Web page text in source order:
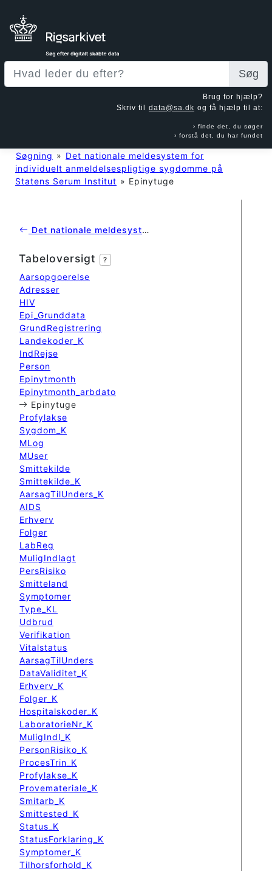
Søg
Brug for hjælp?
Skriv til data@sa.dk og få hjælp til at:
finde det, du søger
forstå det, du har fundet
Søgning » Det nationale meldesystem for
individuelt anmeldelsespligtige sygdomme på
Statens Serum Institut » Epinytuge
Det nationale meldesystem for individuelt anmeldelsespligtige sygdomme på Statens Serum Institut
Tabeloversigt ?
Aarsopgoerelse
Adresser
HIV
Epi_Grunddata
GrundRegistrering
Landekoder_K
IndRejse
Person
Epinytmonth
Epinytmonth_arbdato
Epinytuge
Profylakse
Sygdom_K
MLog
MUser
Smittekilde
Smittekilde_K
AarsagTilUnders_K
AIDS
Erhverv
Folger
LabReg
MuligIndlagt
PersRisiko
Smitteland
Symptomer
Type_KL
Udbrud
Verifikation
Vitalstatus
AarsagTilUnders
DataValiditet_K
Erhverv_K
Folger_K
Hospitalskoder_K
LaboratorieNr_K
MuligIndl_K
PersonRisiko_K
ProcesTrin_K
Profylakse_K
Provemateriale_K
Smitarb_K
Smittested_K
Status_K
StatusForklaring_K
Symptomer_K
Tilhorsforhold_K